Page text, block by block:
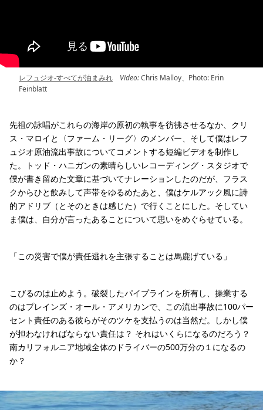
レフュジオ-すべてが油まみれ Video:Chris Malloy、Photo: Erin
Feinblatt
先祖の詠唱がこれらの海岸の原初の執事を彷彿させるなか、クリ
ス・マロイと〈ファーム・リーグ〉のメンバー、そして僕はレフ
ュジオ原油流出事故についてコメントする短編ビデオを制作し
た。トッド・ハニガンの素晴らしいレコーディング・スタジオで
僕が書き留めた文章に基づいてナレーションしたのだが、フラス
クからひと飲みして声帯をゆるめたあと、僕はケルアック風に詩
的アドリブ（とそのときは感じた）で行くことにした。そしてい
ま僕は、自分が言ったあることについて思いをめぐらせている。
「この災害で僕が責任逃れを主張することは馬鹿げている」
こびるのは止めよう。破裂したパイプラインを所有し、操業する
のはプレインズ・オール・アメリカンで、この流出事故に100パー
セント責任のある彼らがそのツケを支払うのは当然だ。しかし僕
が担わなければならない責任は？ それはいくらになるのだろう？
南カリフォルニア地域全体のドライバーの500万分の１になるの
か？